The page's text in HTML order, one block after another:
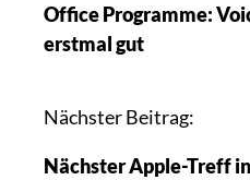
Office Programme:
erstmal gut
Nächster Beitrag:
Nächster Apple-Treff